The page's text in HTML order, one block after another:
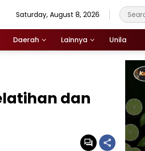
Saturday, August 8, 2026
Daerah Lainnya Unila
dan